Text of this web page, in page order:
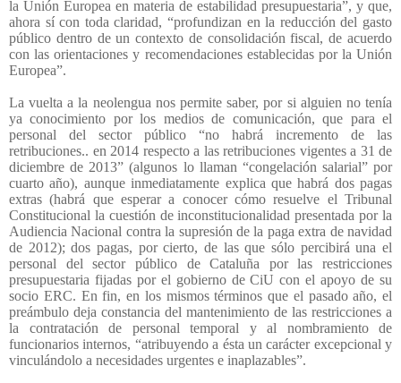
la Unión Europea en materia de estabilidad presupuestaria”, y que,
ahora sí con toda claridad, “profundizan en la reducción del gasto
público dentro de un contexto de consolidación fiscal, de acuerdo
con las orientaciones y recomendaciones establecidas por la Unión
Europea”.
La vuelta a la neolengua nos permite saber, por si alguien no tenía
ya conocimiento por los medios de comunicación, que para el
personal del sector público “no habrá incremento de las
retribuciones.. en 2014 respecto a las retribuciones vigentes a 31 de
diciembre de 2013” (algunos lo llaman “congelación salarial” por
cuarto año), aunque inmediatamente explica que habrá dos pagas
extras (habrá que esperar a conocer cómo resuelve el Tribunal
Constitucional la cuestión de inconstitucionalidad presentada por la
Audiencia Nacional contra la supresión de la paga extra de navidad
de 2012); dos pagas, por cierto, de las que sólo percibirá una el
personal del sector público de Cataluña por las restricciones
presupuestaria fijadas por el gobierno de CiU con el apoyo de su
socio ERC. En fin, en los mismos términos que el pasado año, el
preámbulo deja constancia del mantenimiento de las restricciones a
la contratación de personal temporal y al nombramiento de
funcionarios internos, “atribuyendo a ésta un carácter excepcional y
vinculándolo a necesidades urgentes e inaplazables”.